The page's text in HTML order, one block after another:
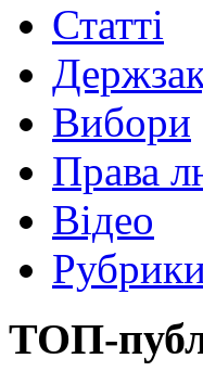
Статті
Вибори
Права
Відео
ТОП-